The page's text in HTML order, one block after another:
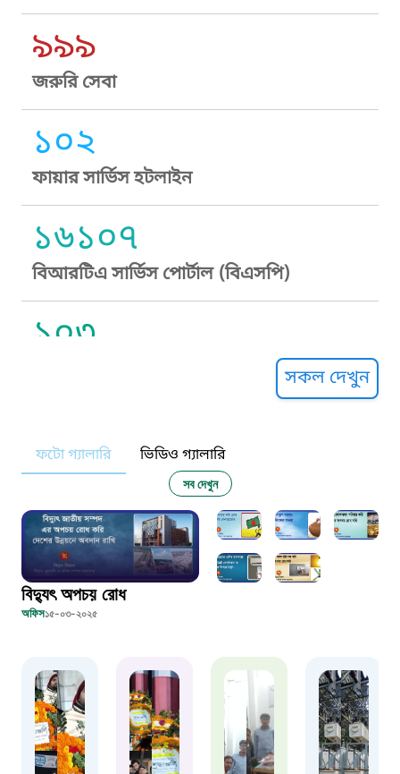
৯৯৯
জরুরি সেবা
১০২
ফায়ার সার্ভিস হটলাইন
১৬১০৭
বিআরটিএ সার্ভিস পোর্টাল (বিএসপি)
১০৩
নারী ও শিশু নির্যাতন প্রতিরোধ
১০৬
দুদক
১০২
১৬১২২
স্মার্ট ভূমি সেবা
সকল দেখুন
ফটো গ্যালারি ভিডিও গ্যালারি
সব দেখুন
বিদ্যুৎ অপচয় রোধ
অফিস১৫-০৩-২০২৫